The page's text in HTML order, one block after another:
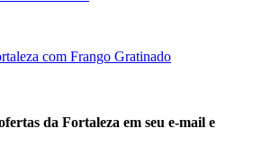
da Fortaleza em seu e-mail e